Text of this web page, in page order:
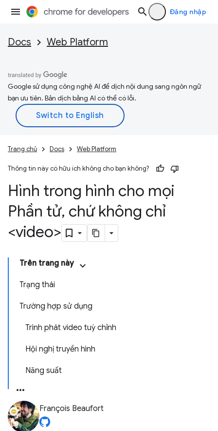
Đăng nhập
Docs Web Platform
Google sử dụng công nghệ AI để dịch nội dung sang ngôn ngữ
bạn ưu tiên. Bản dịch bằng AI có thể có lỗi.
Trang chủ Docs Web Platform
Thông tin này có hữu ích không cho bạn không?
Hình trong hình cho mọi
Phần tử, chứ không chỉ
<video>
Trên trang này
Trạng thái
Trường hợp sử dụng
Trình phát video tuỳ chỉnh
Hội nghị truyền hình
Năng suất
François Beaufort